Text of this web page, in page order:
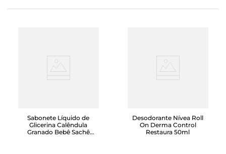
Sabonete Líquido de
Glicerina Calêndula
Granado Bebê Sachê
Desodorante Nívea Roll
On Derma Control
Restaura 50ml